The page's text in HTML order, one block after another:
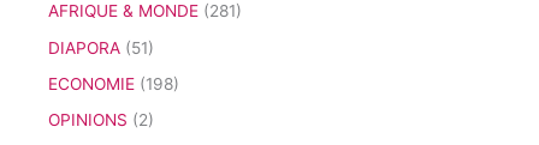
AFRIQUE & MONDE (281)
DIAPORA (51)
ECONOMIE (198)
OPINIONS (2)